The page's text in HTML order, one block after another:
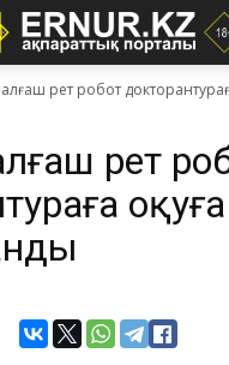
рет робот
рет
оқуға